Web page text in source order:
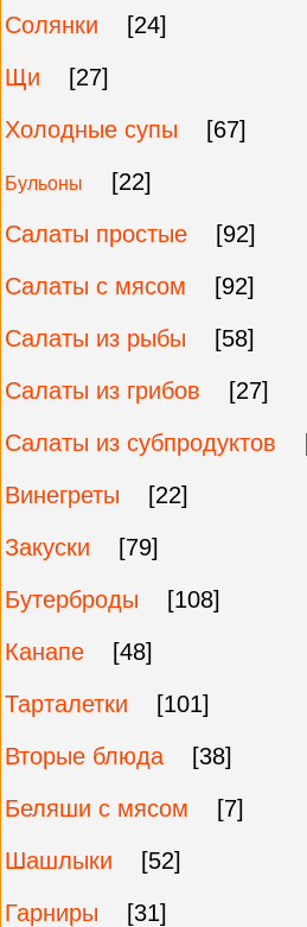
Солянки
[24]
Щи
[27]
Холодные супы
[67]
Бульоны
[22]
Салаты простые
[92]
Салаты с мясом
[92]
Салаты из рыбы
[58]
Салаты из грибов
[27]
Салаты из субпродуктов
Винегреты
[22]
Закуски
[79]
Бутерброды
[108]
Канапе
[48]
Тарталетки
[101]
Вторые блюда
[38]
Беляши с мясом
[7]
Шашлыки
[52]
Гарниры
[31]